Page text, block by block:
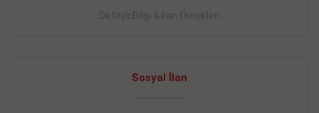
Detaylı Bilgi & İlan Örnekleri
Sosyal İlan